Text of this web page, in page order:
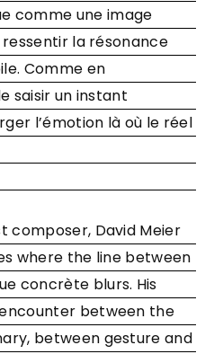
comme une image
la résonance
Comme en
saisir un instant
l’émotion là où le réel
composer, David Meier
where the line between
concrète blurs. His
between the
between gesture and